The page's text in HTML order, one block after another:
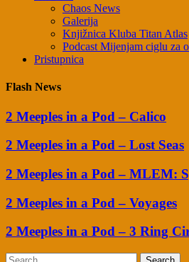
Chaos News
Galerija
Knjižnica Kluba Titan Atlas
Podcast Mijenjam ciglu za
Pristupnica
Flash News
2 Meeples in a Pod – Calico
2 Meeples in a Pod – Lost Seas
2 Meeples in a Pod – MLEM:
2 Meeples in a Pod – Voyages
2 Meeples in a Pod – 3 Ring
Search